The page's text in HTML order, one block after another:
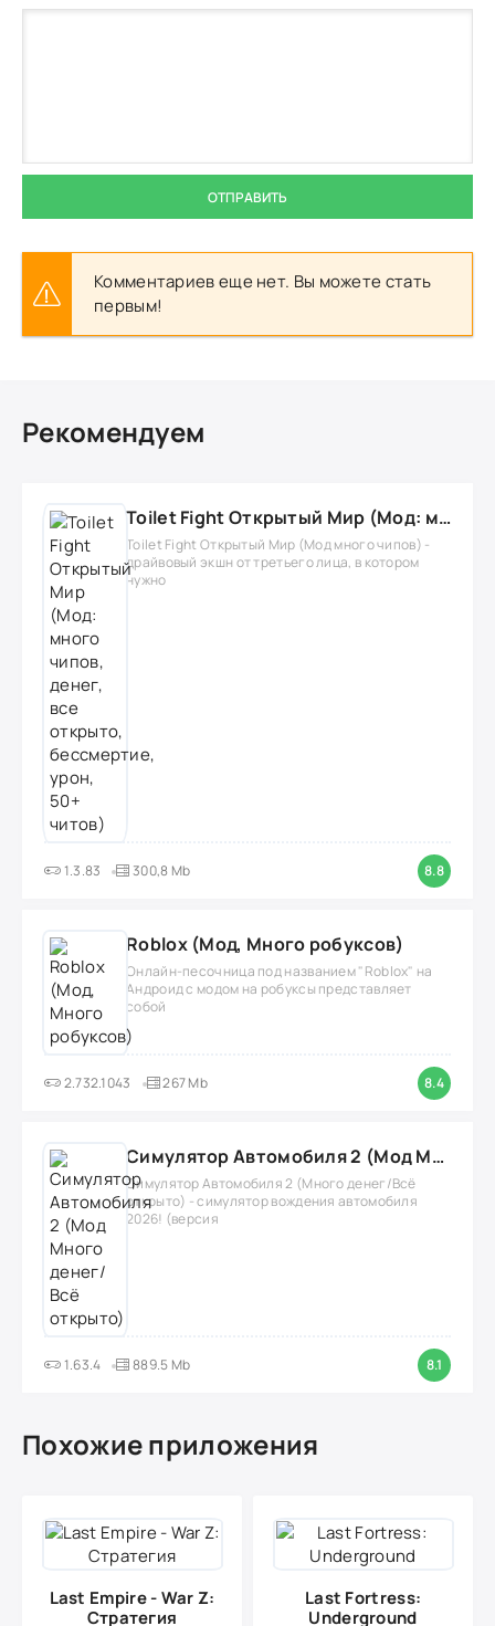
ОТПРАВИТЬ
Комментариев еще нет. Вы можете стать
первым!
Рекомендуем
Toilet Fight Открытый Мир (Мод: много чипов, денег, все открыто, бессмертие, урон, 50+ читов)
Toilet Fight Открытый Мир (Мод много чипов) -
драйвовый экшн от третьего лица, в котором
нужно
1.3.83 300,8 Mb 8.8
Roblox (Мод, Много робуксов)
Онлайн-песочница под названием "Roblox" на
Андроид с модом на робуксы представляет
собой
2.732.1043 267 Mb 8.4
Симулятор Автомобиля 2 (Мод Много денег/Всё открыто)
Симулятор Автомобиля 2 (Много денег/Всё
открыто) - симулятор вождения автомобиля
2026! (версия
1.63.4 889.5 Mb 8.1
Похожие приложения
Last Empire - War Z:
Стратегия
Last Fortress:
Underground